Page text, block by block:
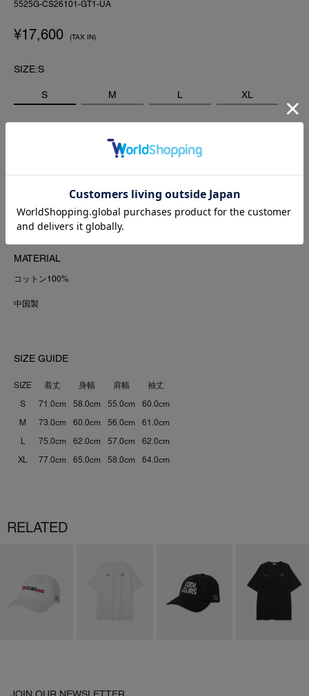
5525G-CS26101-GT1-UA
¥17,600 (TAX IN)
SIZE:S
S M L XL
ADD TO CART
MATERIAL
コットン100%
中国製
SIZE GUIDE
SIZE 着丈 身幅 肩幅
袖丈
S
71.0cm 58.0cm 55.0cm
60.0cm
M
73.0cm 60.0cm 56.0cm
61.0cm
L
75.0cm 62.0cm 57.0cm
62.0cm
XL
77.0cm 65.0cm 58.0cm 64.0cm
RELATED